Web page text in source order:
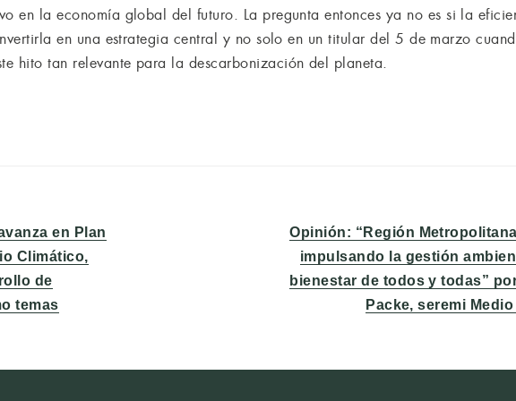
en la economía global del futuro. La pregunta entonces ya no es si la
en una estrategia central y no solo en un titular del 5 de marzo
hito tan relevante para la descarbonización del planeta.
en Plan
Climático,
de
temas
Entrada
siguiente:
Opinión: “Región
impulsando la gestión
bienestar de todos y todas”
Packe, seremi